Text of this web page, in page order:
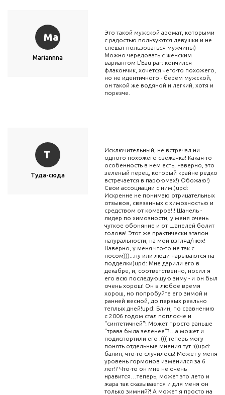
Ma
Mariannna
Это такой мужской аромат, которыми
с радостью пользуются девушки и не
спешат пользоваться мужчины)
Можно чередовать с женским
вариантом L'Eau par: кончился
флакончик, хочется чего-то похожего,
но не идентичного - берем мужской,
он такой же водяной и легкий, хотя и
порезче.
Т
Туда-сюда
Исключительный, не встречал ни
одного похожего свежачка! Какая-то
особенность в нем есть, наверно, это
зеленый перец, который крайне редко
встречается в парфюмах!) Обожаю!)
Свои ассоциации с ним!)upd:
Искренне не понимаю отрицательных
отзывов, связанных с химозностью и
средством от комаров!!! Шанель -
лидер по химозности, у меня очень
чуткое обоняние и от Шанелей болит
голова! Этот же практически эталон
натуральности, на мой взгляд/нюх!
Наверно, у меня что-то не так с
носом)))...ну или люди нарываются на
подделки)upd: Мне дарили его в
декабре, и, соответственно, носил я
его всю последующую зиму - и он был
очень хорош! Он в любое время
хорош, но попробуйте его зимой и
ранней весной, до первых реально
теплых дней!upd: Блин, по сравнению
с 2006 годом стал поплосче и
"синтетичней"! Может просто раньше
"трава была зеленее"?…а может и
подиспортили его :((( теперь могу
понять отдельные мнения тут :((upd:
балин, что-то случилось! Может у меня
уровень гормонов изменился за 6
лет!? Что-то он мне не очень
нравится…теперь, может это лето и
жара так сказывается и для меня он
только зимний?! А может я просто на